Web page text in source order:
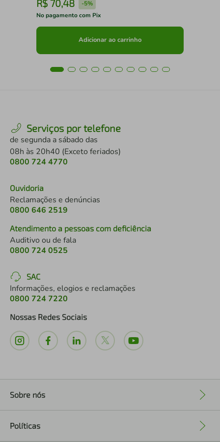
R$ 70,48 -5%
No pagamento com Pix
Adicionar ao carrinho
Serviços por telefone
de segunda a sábado das
08h às 20h40 (Exceto feriados)
0800 724 4770
Ouvidoria
Reclamações e denúncias
0800 646 2519
Atendimento a pessoas com deficiência
Auditivo ou de fala
0800 724 0525
SAC
Informações, elogios e reclamações
0800 724 7220
Nossas Redes Sociais
Sobre nós
Políticas